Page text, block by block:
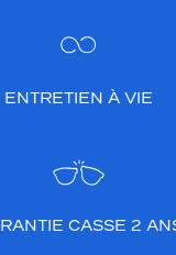
ENTRETIEN À VIE
CASSE 2